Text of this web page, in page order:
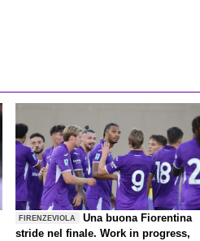
FIRENZEVIOLA
Una buona Fiorentina
stride nel finale. Work in progress,